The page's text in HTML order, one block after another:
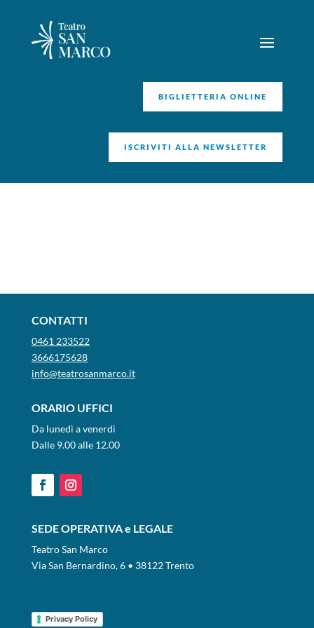
BIGLIETTERIA ONLINE
ISCRIVITI ALLA NEWSLETTER
CONTATTI
0461 233522
3666175628
info@teatrosanmarco.it
ORARIO UFFICI
Da lunedì a venerdì
Dalle 9.00 alle 12.00
SEDE OPERATIVA e LEGALE
Teatro San Marco
Via San Bernardino, 6 • 38122 Trento
Privacy Policy